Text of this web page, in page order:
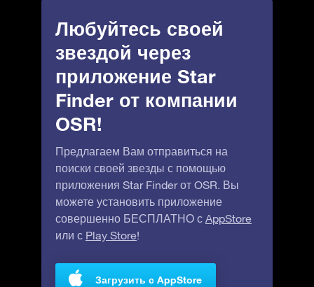
Любуйтесь своей
звездой через
приложение Star
Finder от компании
OSR!
Предлагаем Вам отправиться на
поиски своей звезды с помощью
приложения Star Finder от OSR. Вы
можете установить приложение
совершенно БЕСПЛАТНО с AppStore
или с Play Store!
Загрузить с AppStore